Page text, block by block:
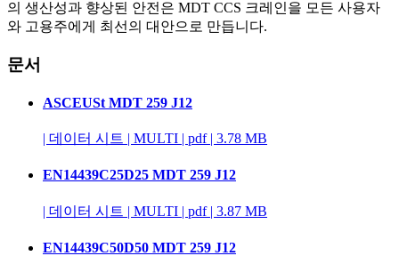
의 생산성과 향상된 안전은 MDT CCS 크레인을 모든 사용자
와 고용주에게 최선의 대안으로 만듭니다.
문서
ASCEUSt MDT 259 J12
| 데이터 시트 | MULTI | pdf | 3.78 MB
EN14439C25D25 MDT 259 J12
| 데이터 시트 | MULTI | pdf | 3.87 MB
EN14439C50D50 MDT 259 J12